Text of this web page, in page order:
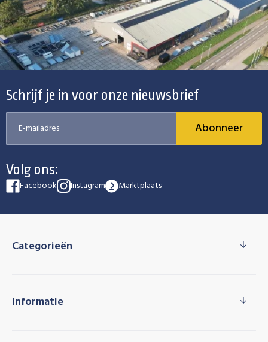
Schrijf je in voor onze nieuwsbrief
Abonneer
Volg ons:
Facebook Instagram Marktplaats
Categorieën
Informatie